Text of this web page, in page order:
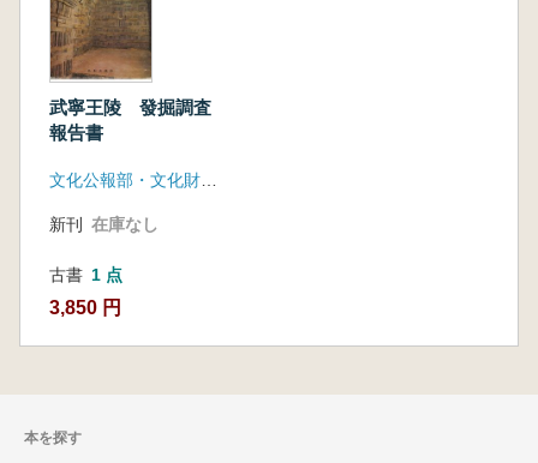
武寧王陵 發掘調査
報告書
新刊 在庫なし
古書 1 点
3,850 円
本を探す